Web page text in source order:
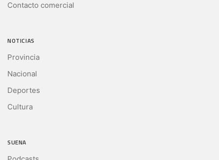
Contacto comercial
NOTICIAS
Provincia
Nacional
Deportes
Cultura
SUENA